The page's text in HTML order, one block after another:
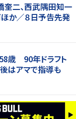
奎二、西武隅田知一
か／８日予告先発
歳 90年ドラフト
はアマで指導も